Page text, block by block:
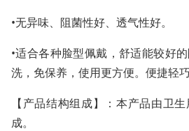
•无异味、阻菌性好、透气性好。
•适合各种脸型佩戴，舒适能较好
洗，免保养，使用更方便。便捷轻巧
【产品结构组成】：本产品由卫
成。